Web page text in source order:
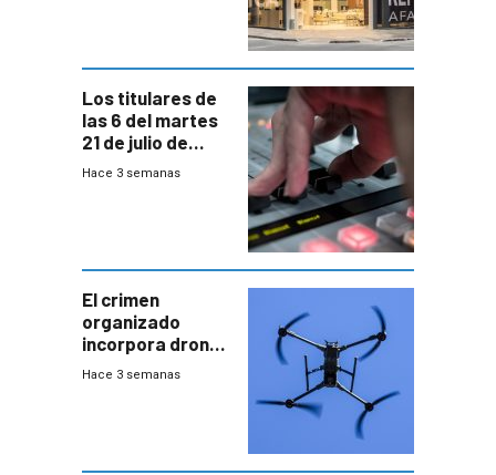
Los titulares de
las 6 del martes
21 de julio de
2026
Hace 3 semanas
El crimen
organizado
incorpora drones
y abre un nuevo
Hace 3 semanas